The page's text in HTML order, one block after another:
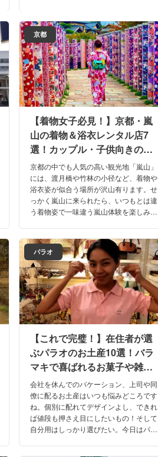
京都
【着物女子必見！】京都・嵐
山の着物＆浴衣レンタル店7
選！カップル・子供向きの店
や個性的でカワイイ着物も沢
山！
京都の中でも人気の高い観光地「嵐山」
には、渡月橋や竹林の小径など、着物や
浴衣姿が似合う場所が沢山有ります。せ
っかく嵐山に来られたら、いつもとは違
う着物姿で一味違う嵐山体験を楽しみた
パラオ
【これで完璧！】在住者が選
ぶパラオのお土産10選！バラ
マキで喜ばれるお菓子や雑貨
を紹介！
会社を休んでのバケーション、上司や同
僚に配るお土産はいつも悩みどころです
ね。個別に配れてデザインよし、できれ
ば値段も押さえ目にしたいもの！そして
自分用はしっかり選びたい。今日はパラ